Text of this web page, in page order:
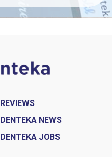
REVIEWS
DENTEKA NEWS
DENTEKA JOBS